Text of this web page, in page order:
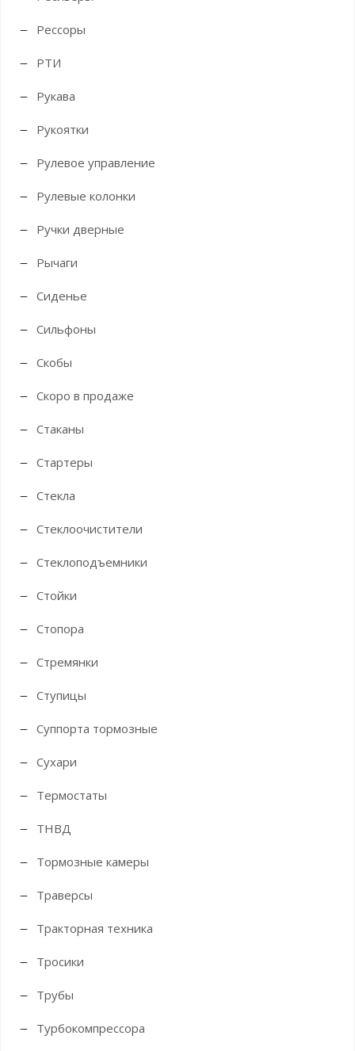
Рессоры
РТИ
Рукава
Рукоятки
Рулевое управление
Рулевые колонки
Ручки дверные
Рычаги
Сиденье
Сильфоны
Скобы
Скоро в продаже
Стаканы
Стартеры
Стекла
Стеклоочистители
Стеклоподъемники
Стойки
Стопора
Стремянки
Ступицы
Суппорта тормозные
Сухари
Термостаты
ТНВД
Тормозные камеры
Траверсы
Тракторная техника
Тросики
Трубы
Турбокомпрессора